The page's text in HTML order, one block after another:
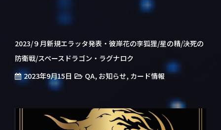
2023/９月新規エラッタ発表・彼岸花の李狐狸/星の精/決死の
防衛戦/スペースドラゴン・ラグナロク
2023年9月15日 QA, お知らせ, カード情報